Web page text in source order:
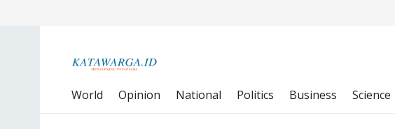
World Opinion National Politics Business Science